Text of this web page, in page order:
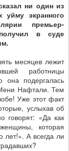
ни один из
уйму экранного
премьер-
в суде
месяцев лежит
работницы
она подергалась
Нафтали. Тем
Уже этот факт
услыхав об
говорят: «Да как
которая
лет!». А всегда ли